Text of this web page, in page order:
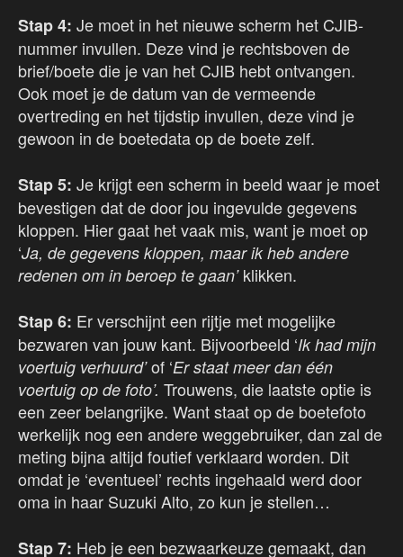
Stap 4: Je moet in het nieuwe scherm het CJIB-
nummer invullen. Deze vind je rechtsboven de
brief/boete die je van het CJIB hebt ontvangen.
Ook moet je de datum van de vermeende
overtreding en het tijdstip invullen, deze vind je
gewoon in de boetedata op de boete zelf.
Stap 5: Je krijgt een scherm in beeld waar je moet
bevestigen dat de door jou ingevulde gegevens
kloppen. Hier gaat het vaak mis, want je moet op
‘Ja, de gegevens kloppen, maar ik heb andere
redenen om in beroep te gaan’ klikken.
Stap 6: Er verschijnt een rijtje met mogelijke
bezwaren van jouw kant. Bijvoorbeeld ‘Ik had mijn
voertuig verhuurd’of ‘Er staat meer dan één
voertuig op de foto’. Trouwens, die laatste optie is
een zeer belangrijke. Want staat op de boetefoto
werkelijk nog een andere weggebruiker, dan zal de
meting bijna altijd foutief verklaard worden. Dit
omdat je ‘eventueel’ rechts ingehaald werd door
oma in haar Suzuki Alto, zo kun je stellen…
Stap 7: Heb je een bezwaarkeuze gemaakt, dan